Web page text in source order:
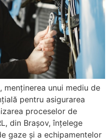
unui mediu de
pentru asigurarea
proceselor de
din Brașov, înțelege
gaze și a echipamentelor